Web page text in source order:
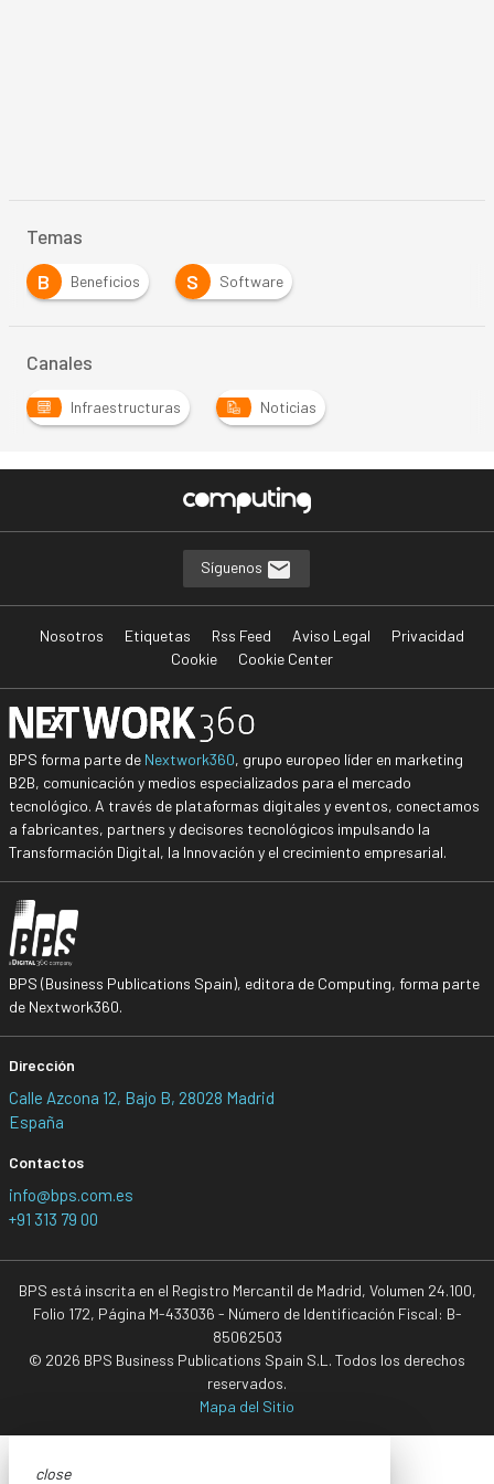
Temas
B
Beneficios S Software
Canales
Infraestructuras Noticias
Síguenos
Nosotros Etiquetas Rss Feed Aviso Legal
Privacidad
Cookie
Cookie Center
BPS forma parte de Nextwork360, grupo europeo líder en marketing
B2B, comunicación y medios especializados para el mercado
tecnológico. A través de plataformas digitales y eventos, conectamos
a fabricantes, partners y decisores tecnológicos impulsando la
Transformación Digital, la Innovación y el crecimiento empresarial.
BPS (Business Publications Spain), editora de Computing, forma parte
de Nextwork360.
Dirección
Calle Azcona 12, Bajo B, 28028 Madrid
España
Contactos
info@bps.com.es
+91 313 79 00
BPS está inscrita en el Registro Mercantil de Madrid, Volumen 24.100,
Folio 172, Página M-433036 - Número de Identificación Fiscal: B-
85062503
© 2026 BPS Business Publications Spain S.L. Todos los derechos
reservados.
Mapa del Sitio
close